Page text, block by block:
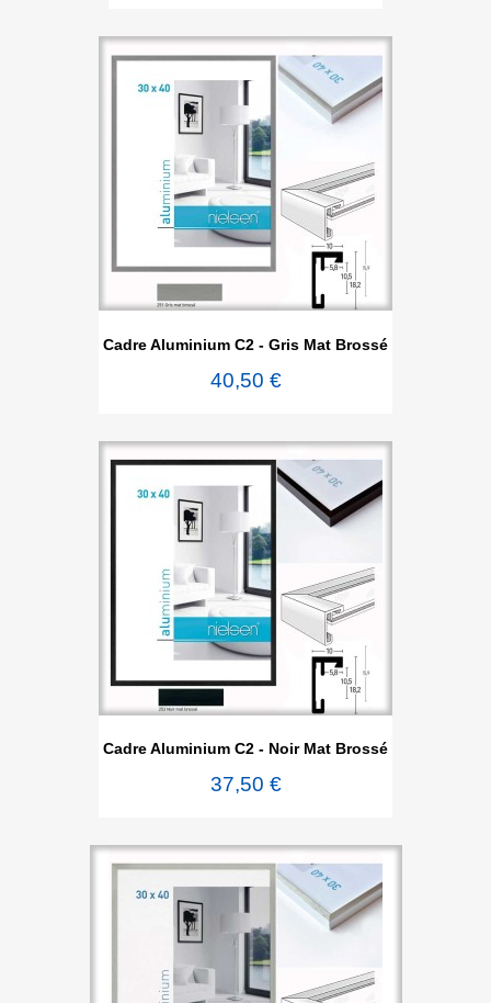
Cadre Aluminium C2 - Gris Mat Brossé
40,50 €
Cadre Aluminium C2 - Noir Mat Brossé
37,50 €